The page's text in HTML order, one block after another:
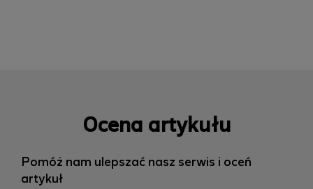
Ocena artykułu
Pomóż nam ulepszać nasz serwis i oceń
artykuł